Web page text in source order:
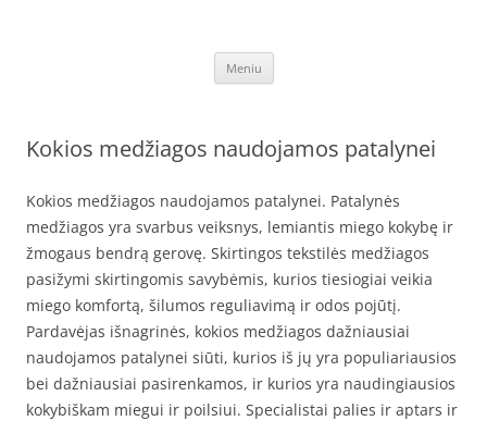
Meniu Pereiti
turinio
Kokios medžiagos naudojamos patalynei
Kokios medžiagos naudojamos patalynei. Patalynės
medžiagos yra svarbus veiksnys, lemiantis miego kokybę ir
žmogaus bendrą gerovę. Skirtingos tekstilės medžiagos
pasižymi skirtingomis savybėmis, kurios tiesiogiai veikia
miego komfortą, šilumos reguliavimą ir odos pojūtį.
Pardavėjas išnagrinės, kokios medžiagos dažniausiai
naudojamos patalynei siūti, kurios iš jų yra populiariausios
bei dažniausiai pasirenkamos, ir kurios yra naudingiausios
kokybiškam miegui ir poilsiui. Specialistai palies ir aptars ir